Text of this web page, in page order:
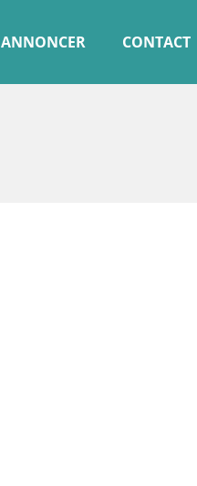
ANNONCER CONTACT